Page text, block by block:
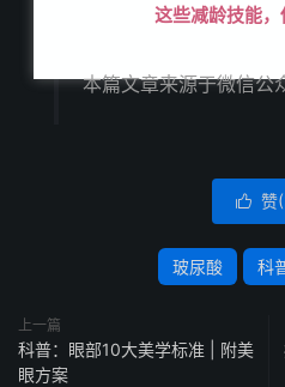
这些减龄技能，
本篇文章来源于微信公
 赞(
玻尿酸 科
上一篇
科普：眼部10大美学标准 | 附美
眼方案